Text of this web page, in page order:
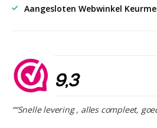
Aangesloten Webwinkel
9,3
““Snelle levering , alles compleet,